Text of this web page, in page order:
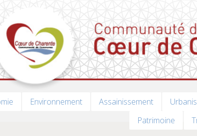
Environnement Assainissement
Patrimoine